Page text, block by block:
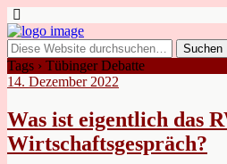
Tags › Tübinger Debatte
14. Dezember 2022
Was ist eigentlich das
Wirtschaftsgespräch?